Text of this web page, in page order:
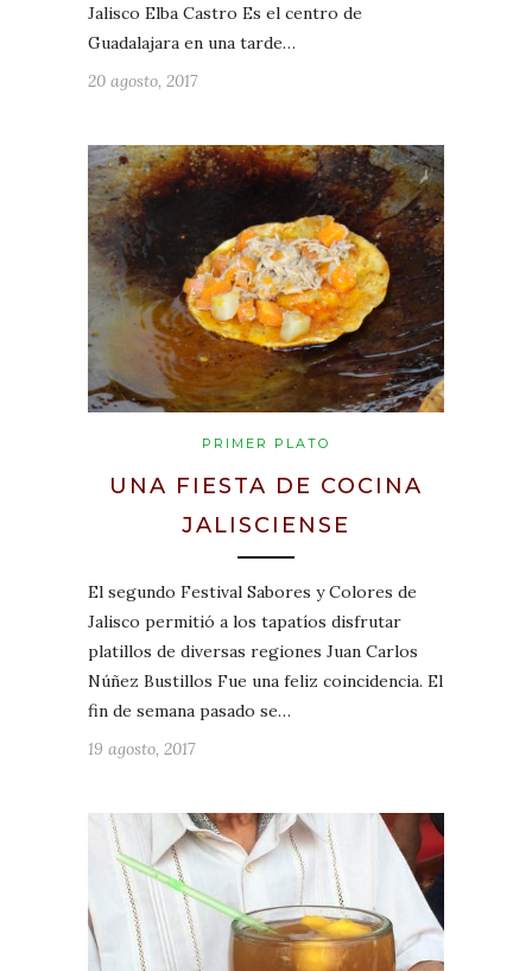
Jalisco Elba Castro Es el centro de
Guadalajara en una tarde…
20 agosto, 2017
PRIMER PLATO
UNA FIESTA DE COCINA
JALISCIENSE
El segundo Festival Sabores y Colores de
Jalisco permitió a los tapatíos disfrutar
platillos de diversas regiones Juan Carlos
Núñez Bustillos Fue una feliz coincidencia. El
fin de semana pasado se…
19 agosto, 2017